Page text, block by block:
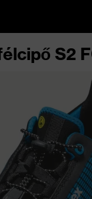
S2